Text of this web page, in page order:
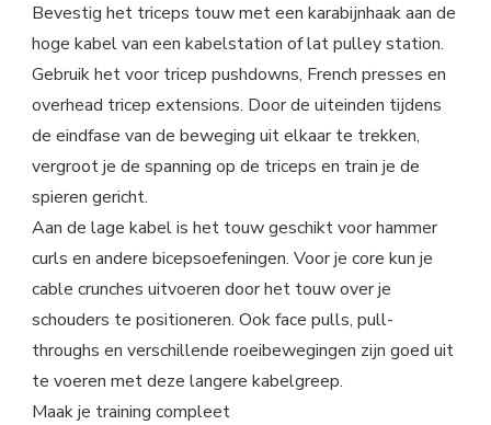
Bevestig het triceps touw met een karabijnhaak aan de
hoge kabel van een kabelstation of lat pulley station.
Gebruik het voor tricep pushdowns, French presses en
overhead tricep extensions. Door de uiteinden tijdens
de eindfase van de beweging uit elkaar te trekken,
vergroot je de spanning op de triceps en train je de
spieren gericht.
Aan de lage kabel is het touw geschikt voor hammer
curls en andere bicepsoefeningen. Voor je core kun je
cable crunches uitvoeren door het touw over je
schouders te positioneren. Ook face pulls, pull-
throughs en verschillende roeibewegingen zijn goed uit
te voeren met deze langere kabelgreep.
Maak je training compleet